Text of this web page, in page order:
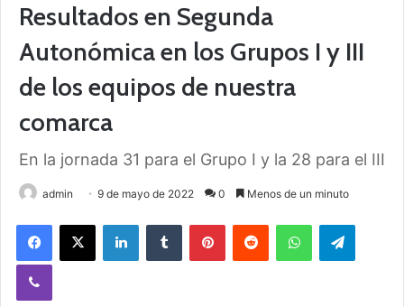
Resultados en Segunda
Autonómica en los Grupos I y III
de los equipos de nuestra
comarca
En la jornada 31 para el Grupo I y la 28 para el III
admin 9 de mayo de 2022 0 Menos de un minuto